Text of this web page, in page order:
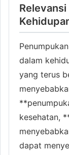
dalam
yang terus
kesehatan,
dapat